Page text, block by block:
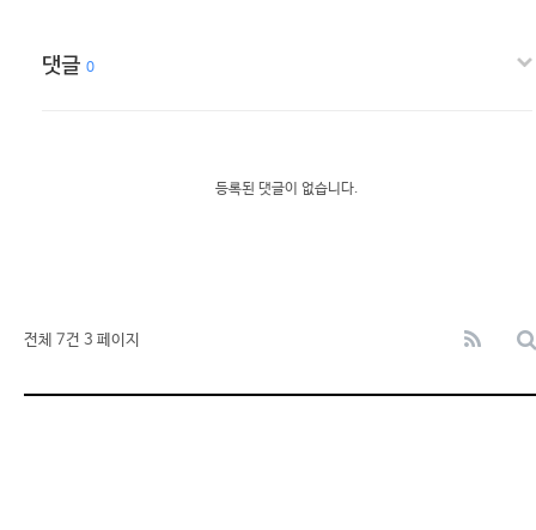
댓글 0
등록된 댓글이 없습니다.
전체 7건 3 페이지